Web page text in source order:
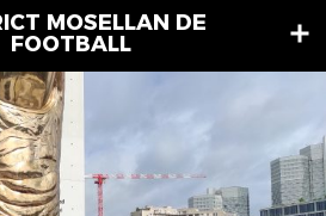
MOSELLAN DE
FOOTBALL